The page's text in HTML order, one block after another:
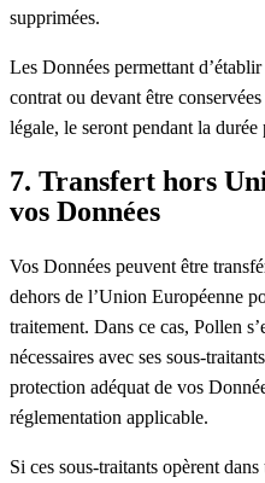
supprimées.
Les Données permettant
contrat ou devant être
légale, le seront pendant la
7. Transfert hors
vos Données
Vos Données peuvent être
dehors de l’Union Européenne
traitement. Dans ce cas, Pollen
nécessaires avec ses sous-
protection adéquat de vos
réglementation applicable.
Si ces sous-traitants opèrent